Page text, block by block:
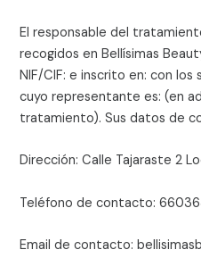
El responsable del
recogidos enBellísimas
NIF/CIF: e inscrito en: con
cuyo representante es: (en
tratamiento). Sus datos de
Dirección:Calle Tajaraste 2
Teléfono de contacto:
Email de contacto: